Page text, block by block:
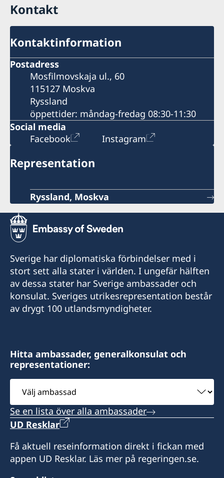
Kontakt
Kontaktinformation
Postadress
Mosfilmovskaja ul., 60
115127 Moskva
Ryssland
öppettider: måndag-fredag 08:30-11:30
Social media
Facebook
Instagram
Representation
Ryssland, Moskva
Sverige har diplomatiska förbindelser med i
stort sett alla stater i världen. I ungefär hälften
av dessa stater har Sverige ambassader och
konsulat. Sveriges utrikesrepresentation består
av drygt 100 utlandsmyndigheter.
Hitta ambassader, generalkonsulat och
representationer:
Välj
ambassad
Se en lista över alla ambassader
UD Resklar
Få aktuell reseinformation direkt i fickan med
appen UD Resklar. Läs mer på regeringen.se.